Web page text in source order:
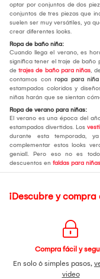
optar por conjuntos de dos
conjuntos de tres piezas que
suelen ser muy versátiles, ya
crear diferentes looks.
Ropa de baño niña:
Cuando llega el verano, es
significa tener el traje de baño
de trajes de baño para niñas,
contamos con ropa para niña
estampados coloridos y
niñas harán que se sientan
Ropa de verano para niñas:
El verano es una época del
estampados divertidos. Los
durante esta temporada,
complementar estos looks
genial!. Pero eso no es
descuentos en faldas para niñas
¡Descubre y
Compra fácil y
En solo 6 simples pasos,
video